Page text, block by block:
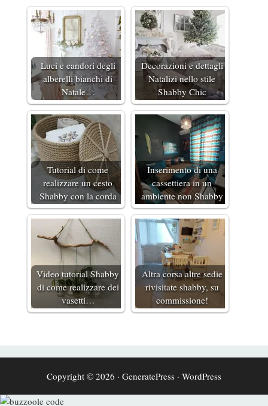
Luci e candori degli
alberelli bianchi di
Natale…
Decorazioni e dettagli
Natalizi nello stile
Shabby Chic
Tutorial di come
realizzare un cesto
Shabby con la corda
Inserimento di una
cassettiera in un
ambiente non Shabby
Video tutorial Shabby
di come realizzare dei
vasetti…
Altra corsa altre sedie
rivisitate shabby, su
commissione!
Copyright © 2026 · GeneratePress · WordPress